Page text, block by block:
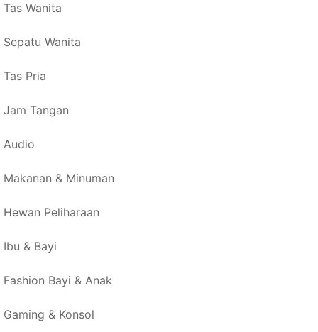
Tas Wanita
Sepatu Wanita
Tas Pria
Jam Tangan
Audio
Makanan & Minuman
Hewan Peliharaan
Ibu & Bayi
Fashion Bayi & Anak
Gaming & Konsol